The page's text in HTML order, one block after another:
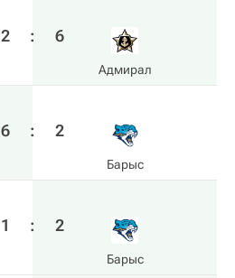
2 : 6
Адмирал
6 : 2
Барыс
1 : 2
Барыс